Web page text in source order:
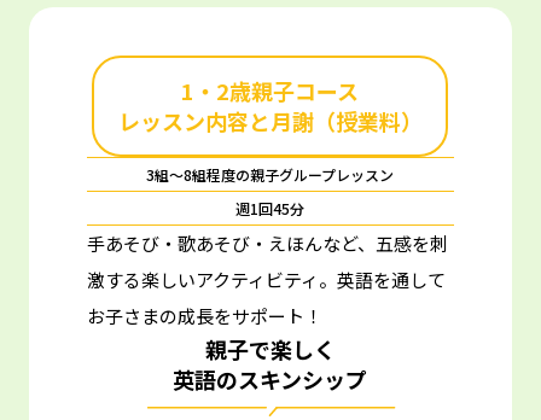
1・2歳親子コース
レッスン内容と月謝（授業料）
3組～8組程度の親子グループレッスン
週1回45分
手あそび・歌あそび・えほんなど、五感を刺
激する楽しいアクティビティ。 英語を通して
お子さまの成長をサポート！
親子で楽しく
英語のスキンシップ